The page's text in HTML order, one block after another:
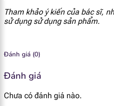
id="1926"]
mcg
[popup_anything
id="1927"]
Tham khảo ý kiến của bác sĩ,
sử dụng sử dụng sản phẩm.
Đánh giá (0)
Đánh giá
Chưa có đánh giá nào.